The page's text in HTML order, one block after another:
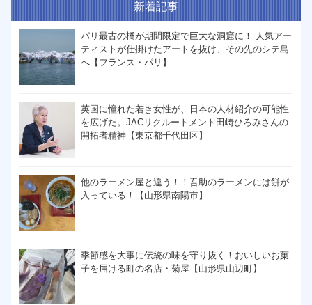
新着記事
パリ最古の橋が期間限定で巨大な洞窟に！ 人気アー
ティストが仕掛けたアートを抜け、その先のシテ島
へ【フランス・パリ】
英国に憧れた若き女性が、日本の人材紹介の可能性
を広げた。JACリクルートメント田崎ひろみさんの
開拓者精神【東京都千代田区】
他のラーメン屋と違う！！吾助のラーメンには餅が
入っている！【山形県南陽市】
季節感を大事に伝統の味を守り抜く！おいしいお菓
子を届ける町の名店・菊屋【山形県山辺町】